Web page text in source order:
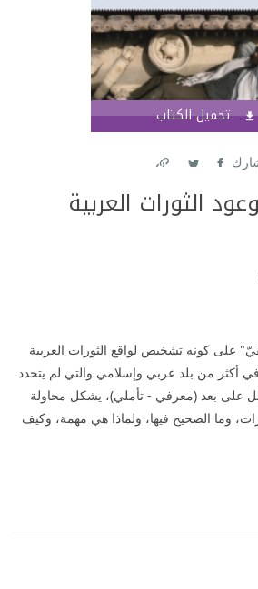
تحميل الكتاب
الثورات العربية
على كونه تشخيص لواقع الثورات العربية
في أكثر من بلد عربي وإسلامي والتي لم يتحدد
على بعد (معرفي - تأملي)، يشكل محاولة
وما الصحيح فيها، ولماذا هي مهمة، وكيف